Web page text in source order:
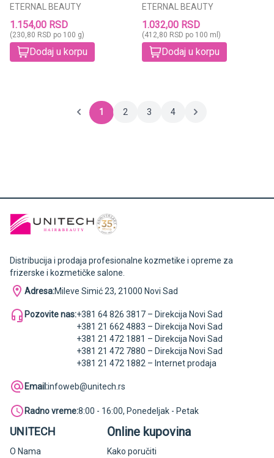
ETERNAL BEAUTY
1.154,00 RSD
(230,80 RSD po 100 g)
Dodaj u korpu
ETERNAL BEAUTY
1.032,00 RSD
(412,80 RSD po 100 ml)
Dodaj u korpu
1 2 3 4
Distribucija i prodaja profesionalne kozmetike i opreme za
frizerske i kozmetičke salone.
Adresa:Mileve Simić 23, 21000 Novi Sad
Pozovite nas:+381 64 826 3817 – Direkcija Novi Sad
+381 21 662 4883 – Direkcija Novi Sad
+381 21 472 1881 – Direkcija Novi Sad
+381 21 472 7880 – Direkcija Novi Sad
+381 21 472 1882 – Internet prodaja
Email:infoweb@unitech.rs
Radno vreme:8:00 - 16:00, Ponedeljak - Petak
UNITECH
O Nama
Online kupovina
Kako poručiti